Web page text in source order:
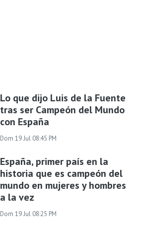
Lo que dijo Luis de la Fuente
tras ser Campeón del Mundo
con España
Dom 19 Jul 08:45 PM
España, primer país en la
historia que es campeón del
mundo en mujeres y hombres
a la vez
Dom 19 Jul 08:25 PM